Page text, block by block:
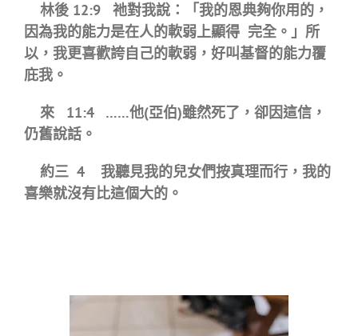
林後 12:9 祂對我說：「我的恩典夠你用的，
因為我的能力是在人的軟弱上顯得 完全。」所
以，我更喜歡誇自己的軟弱，好叫基督的能力覆
庇我。
來 11:4 ……他(亞伯)雖然死了，卻因這信，
仍舊說話。
約三 4 我聽見我的兒女們按真理而行，我的
喜樂就沒有比這個大的。